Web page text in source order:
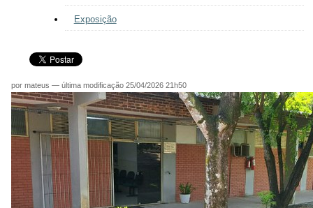
Exposição
pormateus —última modificação 25/04/2026 21h50